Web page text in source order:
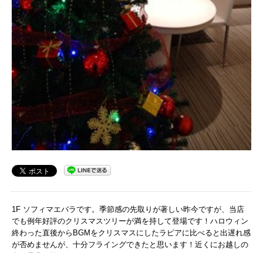
1F ソフィマエバラです。季節感の先取りが著しい昨今ですが、当店
でも例年好評のクリスマスツリーが満を持して登場です！ハロウィン
終わった直後からBGMをクリスマスにしたラピアに比べると出遅れ感
が否めませんが、十分フライングできたと思います！近くにお越しの